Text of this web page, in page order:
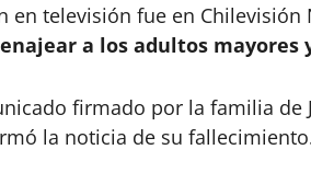
en televisión fue en Chilevisión
a los adultos mayores
firmado por la familia de
la noticia de su